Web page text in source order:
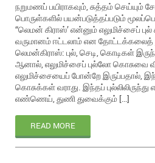
நறுமணப் பயிராகவும், சுத்தம் செய்யும்
பொருள்களில் பயன்படுத்தப்படும்
“லெமன் கிராஸ்’ என்னும் எலுமிச்சைப் புல்
வருமானம் ஈட்டலாம் என தோட்டக்கலைத்
லெமன்கிராஸ்: புல், செடி, கொடிகள்
ஆனால், எலுமிச்சைப் புல்லோ கொசுவை
எலுமிச்சையைப் போன்றே இருப்பதால்,
கொசுக்கள் வராது. இந்தப்
எண்ணெய், துணி துவைக்கும் […]
READ MORE